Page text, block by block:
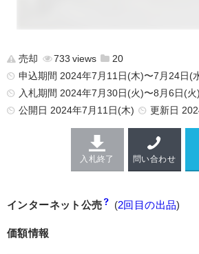
売却 733
20
申込期間 2024年7月11日(木)〜7月24日(
入札期間 2024年7月30日(火)〜8月6日(火)
公開日 2024年7月11日(木) 更新日
入札終了 問い合わせ
インターネット公売 (2回目の出品)
価額情報